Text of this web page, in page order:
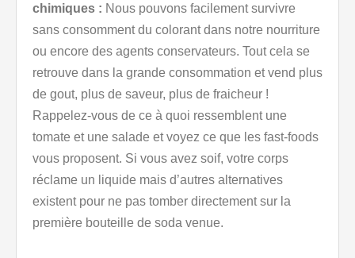
chimiques : Nous pouvons facilement survivre
sans consomment du colorant dans notre nourriture
ou encore des agents conservateurs. Tout cela se
retrouve dans la grande consommation et vend plus
de gout, plus de saveur, plus de fraicheur !
Rappelez-vous de ce à quoi ressemblent une
tomate et une salade et voyez ce que les fast-foods
vous proposent. Si vous avez soif, votre corps
réclame un liquide mais d’autres alternatives
existent pour ne pas tomber directement sur la
première bouteille de soda venue.